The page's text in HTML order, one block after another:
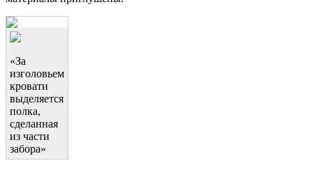
«За
изголовьем
кровати
выделяется
полка,
сделанная
из части
забора»